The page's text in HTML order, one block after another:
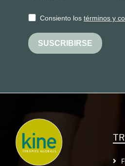
Consiento los términos y
SUSCRIBIRSE